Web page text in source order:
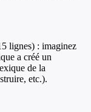
lignes) : imaginez
a créé un
de la
etc.).